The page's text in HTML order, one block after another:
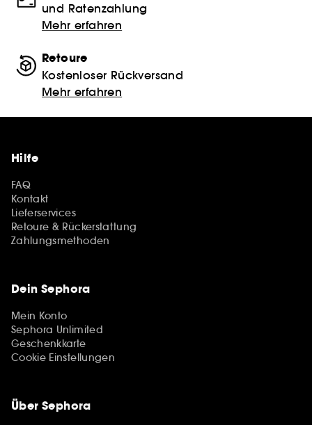
und Ratenzahlung
Mehr erfahren
Retoure
Kostenloser Rückversand
Mehr erfahren
Hilfe
FAQ
Kontakt
Lieferservices
Retoure & Rückerstattung
Zahlungsmethoden
Dein Sephora
Mein Konto
Sephora Unlimited
Geschenkkarte
Cookie Einstellungen
Über Sephora